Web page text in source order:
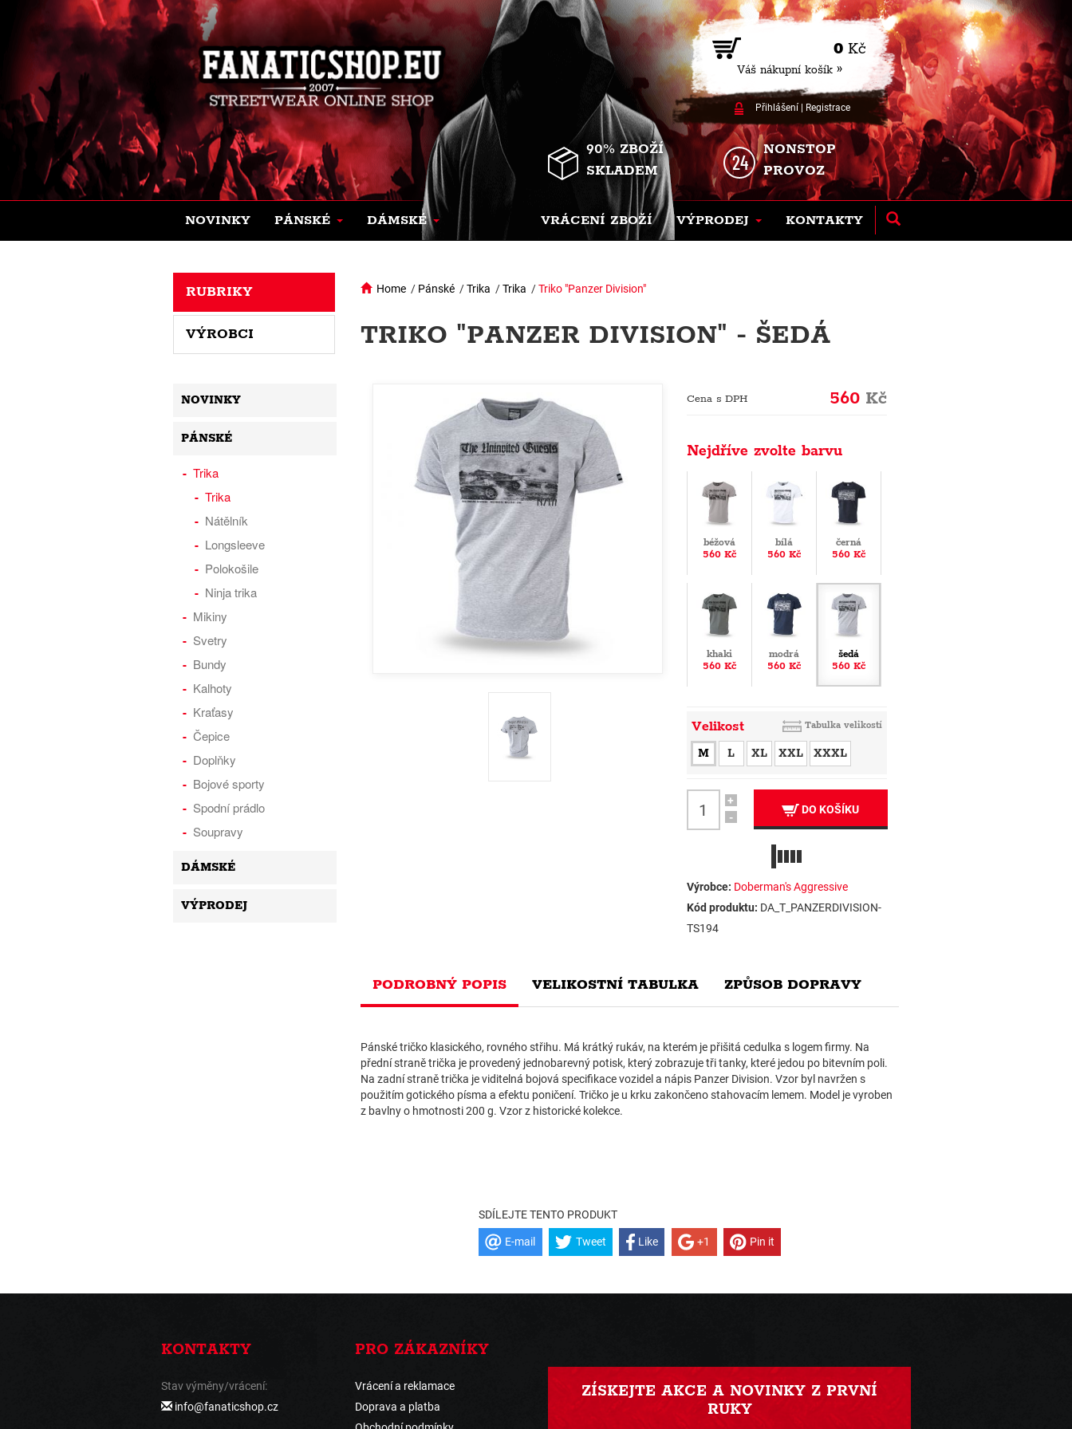
0 Kč
Váš nákupní košík »
Přihlášení| Registrace
90% ZBOŽÍ
SKLADEM
NONSTOP
PROVOZ
NOVINKY PÁNSKÉ DÁMSKÉ VRÁCENÍ ZBOŽÍ VÝPRODEJ KONTAKTY
Home / Pánské /Trika /Trika /Triko "Panzer Division"
TRIKO "PANZER DIVISION" - ŠEDÁ
Cena s DPH 560 Kč
Nejdříve zvolte barvu
béžová
560 Kč
bílá
560 Kč
černá
560 Kč
khaki
560 Kč
modrá
560 Kč
šedá
560 Kč
Velikost Tabulka velikostí
M L XL XXL XXXL
+
-
DO KOŠÍKU
Výrobce: Doberman's Aggressive
Kód produktu: DA_T_PANZERDIVISION-
TS194
PODROBNÝ POPIS VELIKOSTNÍ TABULKA ZPŮSOB DOPRAVY
Pánské tričko klasického, rovného střihu. Má krátký rukáv, na kterém je přišitá cedulka s logem firmy. Na
přední straně trička je provedený jednobarevný potisk, který zobrazuje tři tanky, které jedou po bitevním poli.
Na zadní straně trička je viditelná bojová specifikace vozidel a nápis Panzer Division. Vzor byl navržen s
použitím gotického písma a efektu poničení. Tričko je u krku zakončeno stahovacím lemem. Model je vyroben
z bavlny o hmotnosti 200 g. Vzor z historické kolekce.
SDÍLEJTE TENTO PRODUKT
E-mail Tweet Like +1 Pin it
RUBRIKY
VÝROBCI
NOVINKY
PÁNSKÉ
Trika
Trika
Nátělník
Longsleeve
Polokošile
Ninja trika
Mikiny
Svetry
Bundy
Kalhoty
Kraťasy
Čepice
Doplňky
Bojové sporty
Spodní prádlo
Soupravy
DÁMSKÉ
VÝPRODEJ
KONTAKTY
Stav výměny/vrácení:
info@fanaticshop.cz
PRO ZÁKAZNÍKY
Vrácení a reklamace
Doprava a platba
ZÍSKEJTE AKCE A NOVINKY Z PRVNÍ
RUKY